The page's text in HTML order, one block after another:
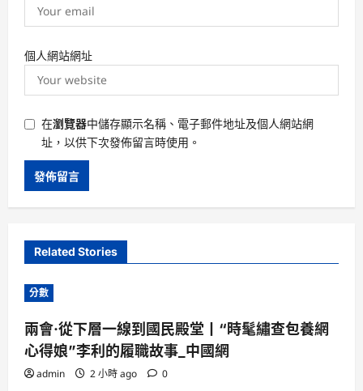
個人網站網址
在瀏覽器中儲存顯示名稱、電子郵件地址及個人網站網
址，以供下次發佈留言時使用。
Related Stories
分數
兩會·從下層一線到國民殿堂丨“時髦繡查包養網
心得娘”李利的履職故事_中國網
admin 2 小時 ago 0